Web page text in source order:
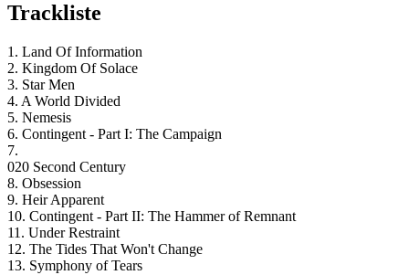
Trackliste
1. Land Of Information
2. Kingdom Of Solace
3. Star Men
4. A World Divided
5. Nemesis
6. Contingent - Part I: The Campaign
7.
020 Second Century
8. Obsession
9. Heir Apparent
10. Contingent - Part II: The Hammer of Remnant
11. Under Restraint
12. The Tides That Won't Change
13. Symphony of Tears